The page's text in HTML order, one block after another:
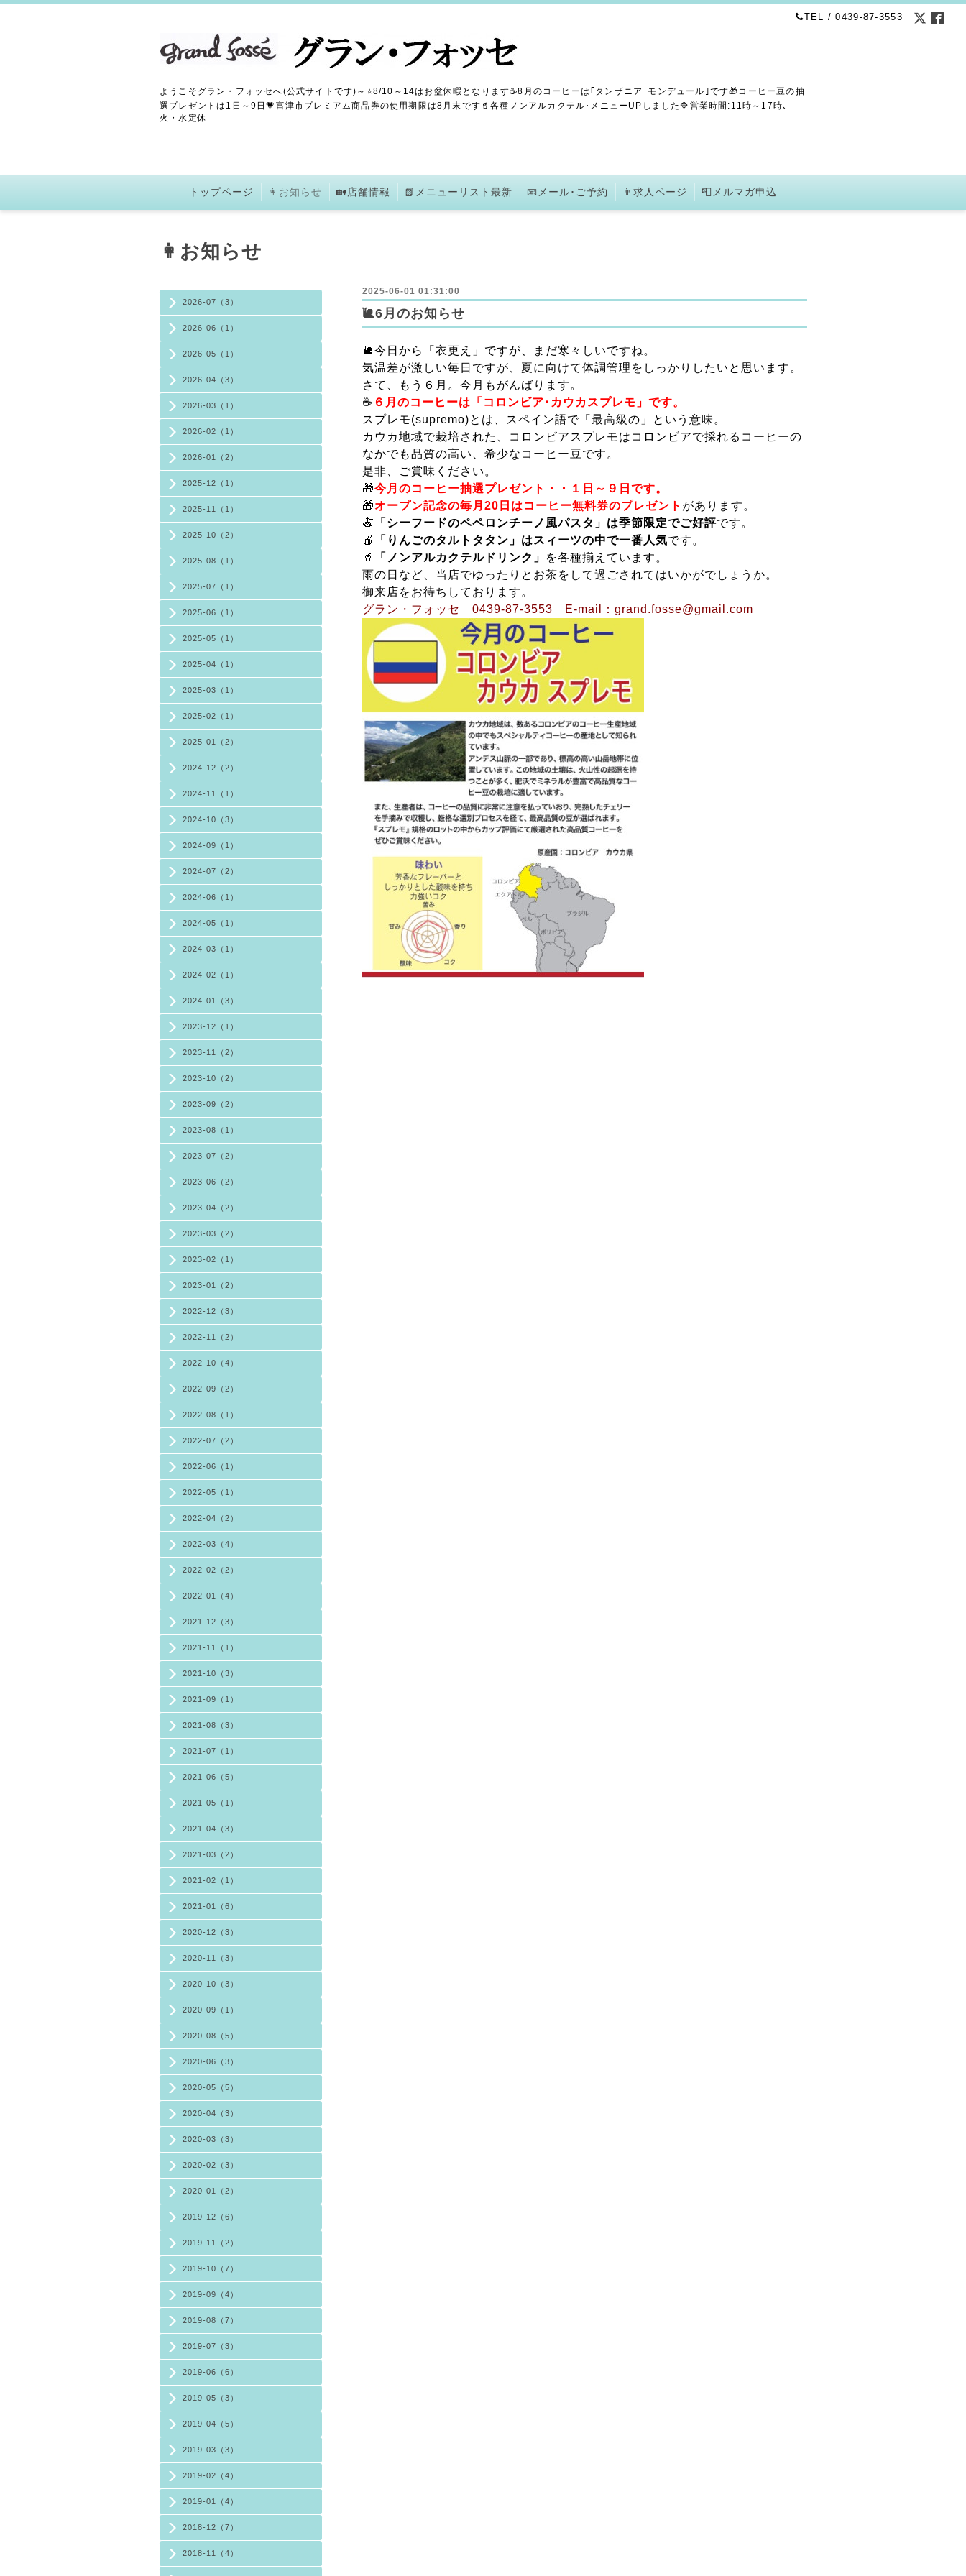
TEL / 0439-87-3553
ようこそグラン・フォッセへ(公式サイトです)～⭐8/10～14はお盆休暇となります☕8月のコーヒーは｢タンザニア･モンデュール｣です🎁コーヒー豆の抽
選プレゼントは1日～9日💗富津市プレミアム商品券の使用期限は8月末です🥤各種ノンアルカクテル･メニューUPしました🔷営業時間:11時～17時､
火・水定休
トップページ 👩お知らせ 🏡店舗情報 📗メニューリスト最新 📧メール･ご予約 👨求人ページ 📮メルマガ申込
2026-07（3）
2026-06（1）
2026-05（1）
2026-04（3）
2026-03（1）
2026-02（1）
2026-01（2）
2025-12（1）
2025-11（1）
2025-10（2）
2025-08（1）
2025-07（1）
2025-06（1）
2025-05（1）
2025-04（1）
2025-03（1）
2025-02（1）
2025-01（2）
2024-12（2）
2024-11（1）
2024-10（3）
2024-09（1）
2024-07（2）
2024-06（1）
2024-05（1）
2024-03（1）
2024-02（1）
2024-01（3）
2023-12（1）
2023-11（2）
2023-10（2）
2023-09（2）
2023-08（1）
2023-07（2）
2023-06（2）
2023-04（2）
2023-03（2）
2023-02（1）
2023-01（2）
2022-12（3）
2022-11（2）
2022-10（4）
2022-09（2）
2022-08（1）
2022-07（2）
2022-06（1）
2022-05（1）
2022-04（2）
2022-03（4）
2022-02（2）
2022-01（4）
2021-12（3）
2021-11（1）
2021-10（3）
2021-09（1）
2021-08（3）
2021-07（1）
2021-06（5）
2021-05（1）
2021-04（3）
2021-03（2）
2021-02（1）
2021-01（6）
2020-12（3）
2020-11（3）
2020-10（3）
2020-09（1）
2020-08（5）
2020-06（3）
2020-05（5）
2020-04（3）
2020-03（3）
2020-02（3）
2020-01（2）
2019-12（6）
2019-11（2）
2019-10（7）
2019-09（4）
2019-08（7）
2019-07（3）
2019-06（6）
2019-05（3）
2019-04（5）
2019-03（3）
2019-02（4）
2019-01（4）
2018-12（7）
2018-11（4）
👩お知らせ
2025-06-01 01:31:00
🐌6月のお知らせ
🐌今日から「衣更え」ですが、まだ寒々しいですね。
気温差が激しい毎日ですが、夏に向けて体調管理をしっかりしたいと思います。
さて、もう６月。今月もがんばります。
☕ ６月のコーヒーは「コロンビア･カウカスプレモ」です。
スプレモ(supremo)とは、スペイン語で「最高級の」という意味。
カウカ地域で栽培された、コロンビアスプレモはコロンビアで採れるコーヒーの
なかでも品質の高い、希少なコーヒー豆です。
是非、ご賞味ください。
🎁今月のコーヒー抽選プレゼント・・１日～９日です。
🎁オープン記念の毎月20日はコーヒー無料券のプレゼント があります。
🍝
「シーフードのペペロンチーノ風パスタ」は季節限定でご好評です。
🍎
「りんごのタルトタタン」はスィーツの中で一番人気です。
🥤
「ノンアルカクテルドリンク」
を各種揃えています。
雨の日など、当店でゆったりとお茶をして過ごされてはいかがでしょうか。
御来店をお待ちしております。
グラン・フォッセ 0439-87-3553 E-mail：grand.fosse@gmail.com